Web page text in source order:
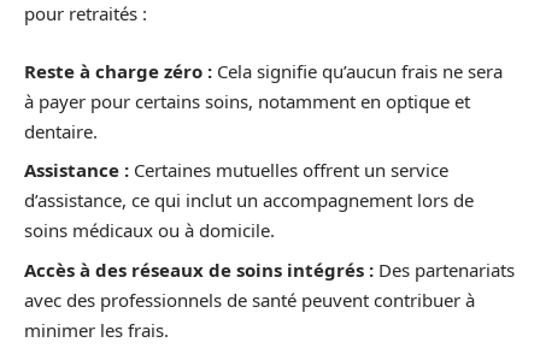
pour retraités :
Reste à charge zéro : Cela signifie qu’aucun frais ne sera
à payer pour certains soins, notamment en optique et
dentaire.
Assistance : Certaines mutuelles offrent un service
d’assistance, ce qui inclut un accompagnement lors de
soins médicaux ou à domicile.
Accès à des réseaux de soins intégrés : Des partenariats
avec des professionnels de santé peuvent contribuer à
minimer les frais.